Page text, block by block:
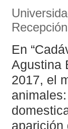
En
Agustina
2017, el
aparición